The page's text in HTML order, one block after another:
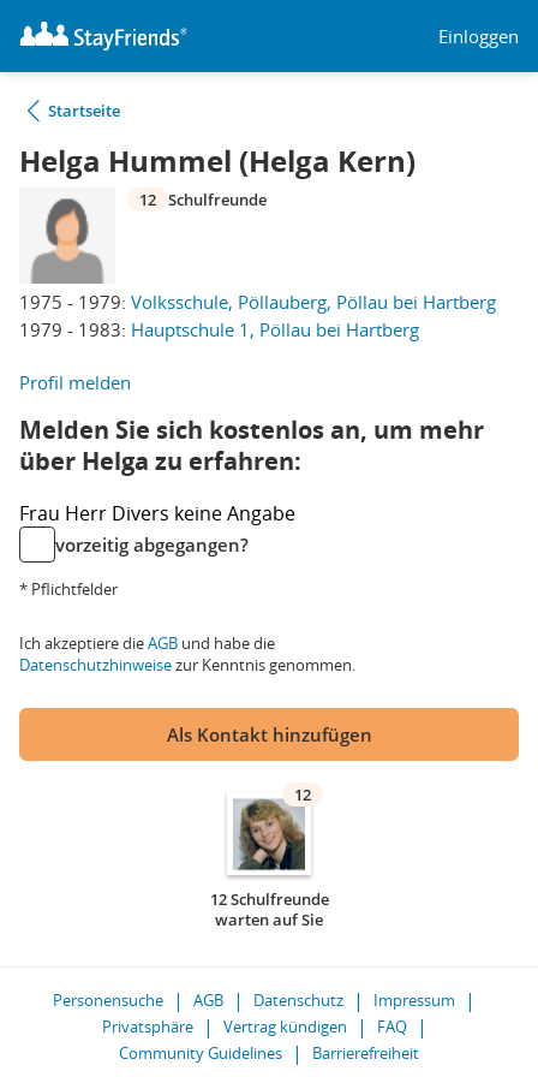
Einloggen
Startseite
Helga Hummel (Helga Kern)
1975 - 1979: Volksschule, Pöllauberg, Pöllau bei Hartberg
1979 - 1983: Hauptschule 1, Pöllau bei Hartberg
12 Schulfreunde
Profil melden
Melden Sie sich kostenlos an, um mehr
über Helga zu erfahren:
Frau Herr Divers keine Angabe
vorzeitig abgegangen?
* Pflichtfelder
Ich akzeptiere dieAGB und habe die
Datenschutzhinweisezur Kenntnis genommen.
Als Kontakt hinzufügen
12
12 Schulfreunde
warten auf Sie
Personensuche AGB Datenschutz
Impressum
Privatsphäre
Vertrag kündigen
FAQ
Community Guidelines
Barrierefreiheit